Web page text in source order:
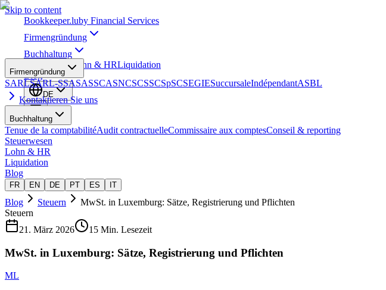
Skip to content
Bookkeeper.luby Financial Services
Firmengründung
Buchhaltung
Steuerwesen Lohn & HRLiquidation
Blog
DE
Firmengründung
SARLSARL-SSASASSCASNCSCSSCSpSCSEGIESuccursaleIndépendantASBL
Kontaktieren Sie uns
Buchhaltung
Tenue de la comptabilitéAudit contractuelleCommissaire aux comptesConseil & reporting
Steuerwesen
Lohn & HR
Liquidation
Blog
FR EN DE PT ES IT
Blog Steuern
MwSt. in Luxemburg: Sätze, Registrierung und Pflichten
Steuern
21. März 2026
15 Min. Lesezeit
MwSt. in Luxemburg: Sätze, Registrierung und Pflichten
ML